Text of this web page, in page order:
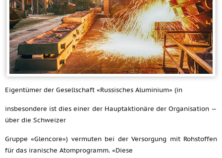
Eigentümer der Gesellschaft «Russisches Aluminium» (in
insbesondere ist dies einer der Hauptaktionäre der Organisation —
über die Schweizer
Gruppe «Glencore») vermuten bei der Versorgung mit Rohstoffen
für das iranische Atomprogramm. «Diese